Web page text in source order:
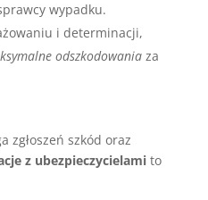
wypadku.
i determinacji,
odszkodowaniaza
zgłoszeń szkód oraz
z ubezpieczycielamito